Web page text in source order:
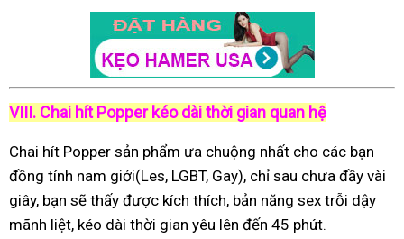
VIII. Chai hít Popper kéo dài thời gian quan hệ
Chai hít Popper sản phẩm ưa chuộng nhất cho các bạn
đồng tính nam giới(Les, LGBT, Gay), chỉ sau chưa đầy vài
giây, bạn sẽ thấy được kích thích, bản năng sex trỗi dậy
mãnh liệt, kéo dài thời gian yêu lên đến 45 phút.